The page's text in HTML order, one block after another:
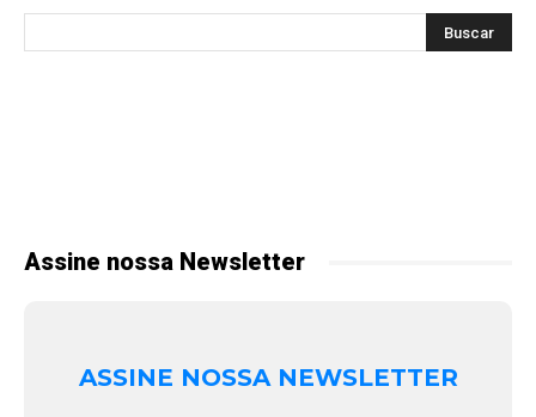
Assine nossa Newsletter
ASSINE NOSSA NEWSLETTER